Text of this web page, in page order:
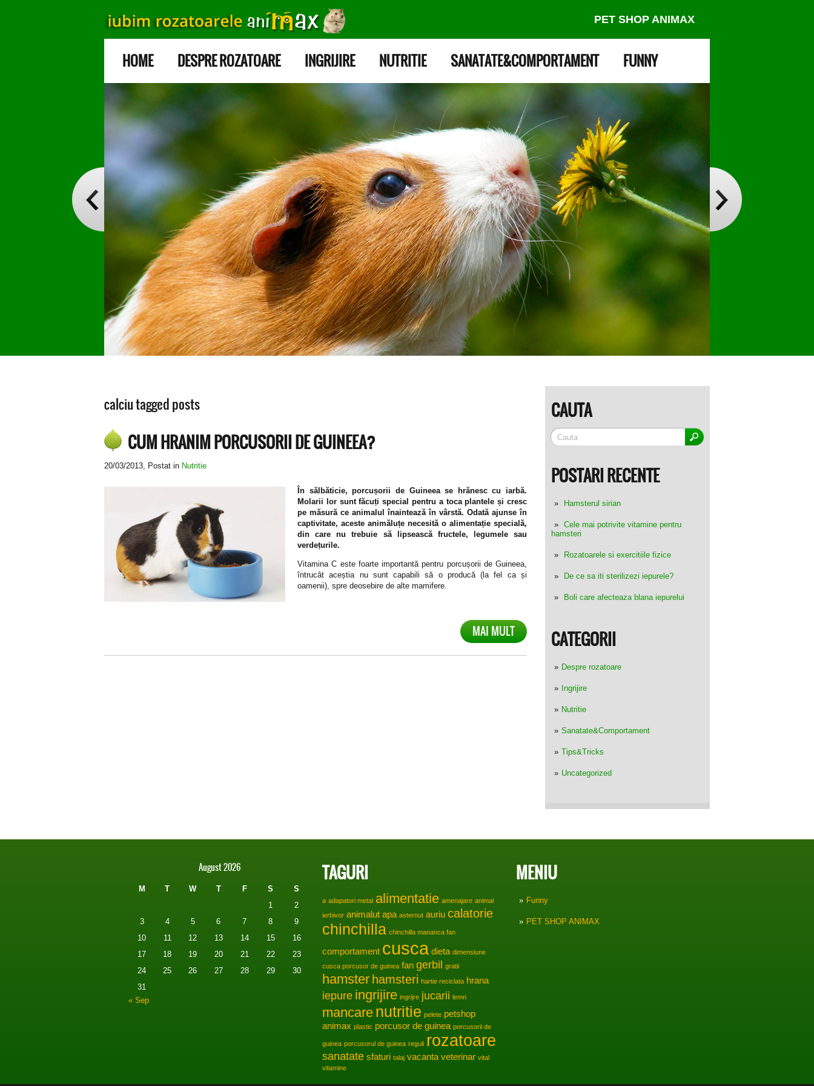
PET SHOP ANIMAX
HOME DESPRE ROZATOARE INGRIJIRE NUTRITIE SANATATE&COMPORTAMENT FUNNY
CAUTA
POSTARI RECENTE
Hamsterul sirian
Cele mai potrivite vitamine pentru
hamsteri
Rozatoarele si exercitiile fizice
De ce sa iti sterilizezi iepurele?
Boli care afecteaza blana iepurelui
CATEGORII
Despre rozatoare
Ingrijire
Nutritie
Sanatate&Comportament
Tips&Tricks
Uncategorized
calciu tagged posts
CUM HRANIM PORCUSORII DE GUINEEA?
20/03/2013, Postat in Nutritie
În sălbăticie, porcușorii de Guineea se hrănesc cu iarbă.
Molarii lor sunt făcuți special pentru a toca plantele și cresc
pe măsură ce animalul înaintează în vârstă. Odată ajunse în
captivitate, aceste animăluțe necesită o alimentație specială,
din care nu trebuie să lipsească fructele, legumele sau
verdețurile.
Vitamina C este foarte importantă pentru porcușorii de Guineea,
întrucât aceștia nu sunt capabili să o producă (la fel ca și
oamenii), spre deosebire de alte mamifere.
MAI MULT
August 2026
M T W T F S
S
1
2
3
4 5 6 7 8
9
10
11 12 13 14 15
16
17
18 19 20 21 22
23
24
25 26 27 28 29
30
31
« Sep
TAGURI
a adapatori metal alimentatie amenajare animal
ierbivor animalut apa asternut auriu calatorie
chinchilla chinchilla mananca fan
comportament cusca dieta dimensiune
cusca porcusor de guinea fan gerbil gratii
hamster hamsteri hartie reciclata hrana
iepure ingrijire ingrijre jucarii lemn
mancare nutritie pelete petshop
animax plastic porcusor de guinea porcusorii de
guinea porcusorul de guinea reguli rozatoare
sanatate sfaturi talaj vacanta veterinar vital
vitamine
MENIU
Funny
PET SHOP ANIMAX